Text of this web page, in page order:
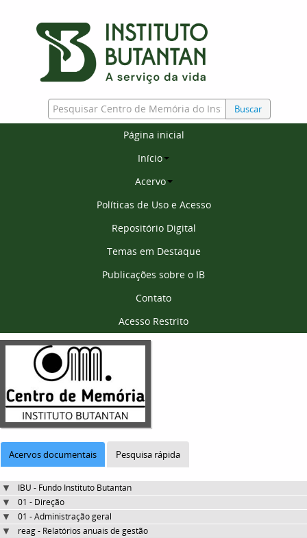
Buscar
Página inicial
Início
Acervo
Políticas de Uso e Acesso
Repositório Digital
Temas em Destaque
Publicações sobre o IB
Contato
Acesso Restrito
Acervos documentais Pesquisa rápida
IBU - Fundo Instituto Butantan
01 - Direção
01 - Administração geral
reag - Relatórios anuais de gestão